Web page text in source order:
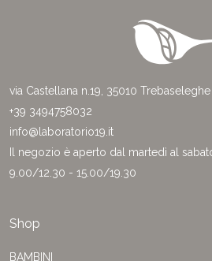
via Castellana n.19, 35010 Trebaseleghe
+39 3494758032
info@laboratorio19.it
Il negozio è aperto dal martedì al
9.00/12.30 - 15.00/19.30
Shop
BAMBINI